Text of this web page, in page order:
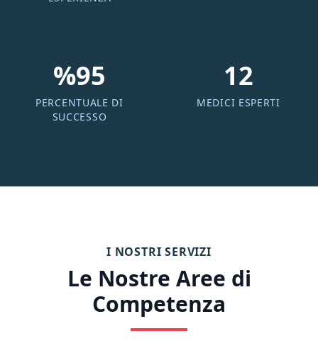
%95
PERCENTUALE DI
SUCCESSO
12
MEDICI ESPERTI
I NOSTRI SERVIZI
Le Nostre Aree di
Competenza